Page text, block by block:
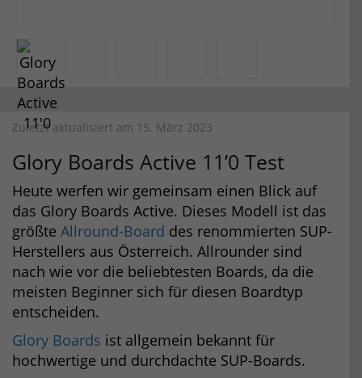
Zuletzt aktualisiert am 15. März 2023
Glory Boards Active 11’0 Test
Heute werfen wir gemeinsam einen Blick auf
das Glory Boards Active. Dieses Modell ist das
größte Allround-Board des renommierten SUP-
Herstellers aus Österreich. Allrounder sind
nach wie vor die beliebtesten Boards, da die
meisten Beginner sich für diesen Boardtyp
entscheiden.
Glory Boards ist allgemein bekannt für
hochwertige und durchdachte SUP-Boards.